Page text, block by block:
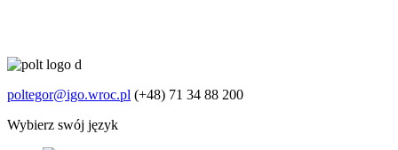
poltegor@igo.wroc.pl (+48) 71 34 88 200
Wybierz swój język